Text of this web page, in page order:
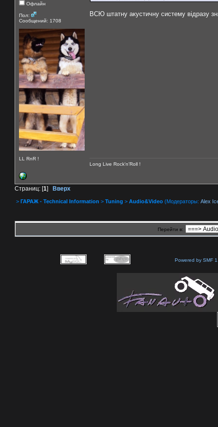
Офлайн
Пол:
Сообщений: 1708
LL RnR !
ВСЮ штатну акустичну систему відразу
Long Live Rock'n'Roll !
Страниц: [1] Вверх
> ГАРАЖ - Technical Information > Tuning > Audio&Video (Модераторы: Alex
Перейти в:
Powered by SMF